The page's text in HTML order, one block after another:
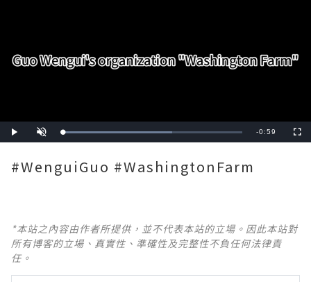
Play Unmute Loaded:
61.02%
Remaining
-0:59
#WenguiGuo #WashingtonFarm
*本站之內容由作者所提供，並不代表本站的立場。因此本站對
所有博客的立場、真實性、準確性及完整性不負任何法律責
任。